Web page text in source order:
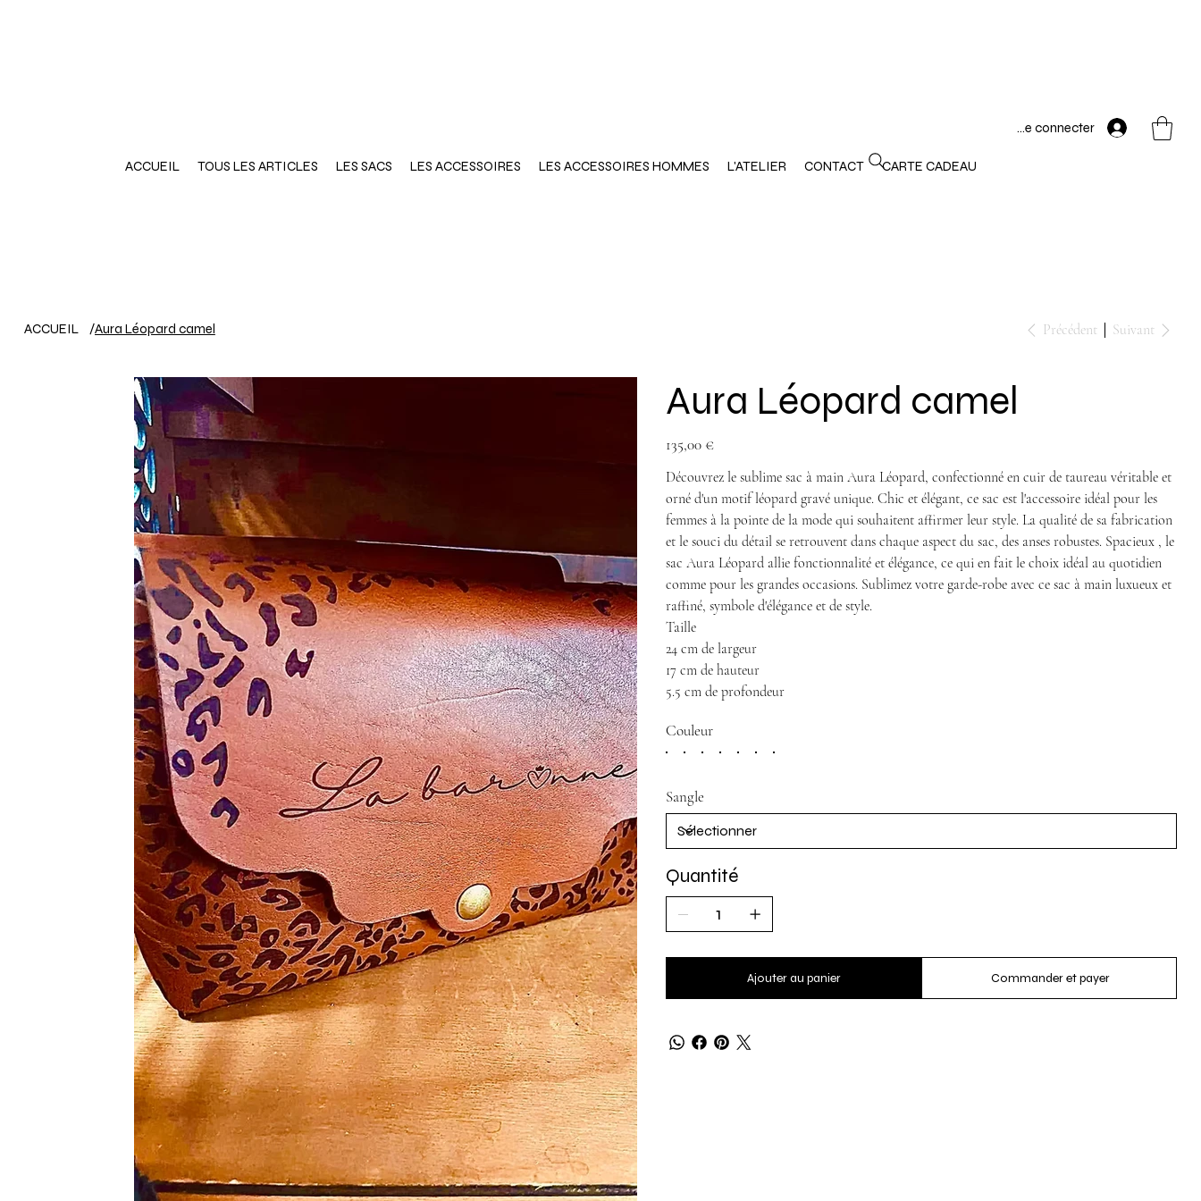
Se connecter
ACCUEIL TOUS LES ARTICLES LES SACS LES ACCESSOIRES LES ACCESSOIRES HOMMES L'ATELIER CONTACT CARTE CADEAU
ACCUEIL /Aura Léopard camel Précédent Suivant
Aura Léopard camel
135,00 €
Découvrez le sublime sac à main Aura Léopard, confectionné en cuir de taureau véritable et
orné d'un motif léopard gravé unique. Chic et élégant, ce sac est l'accessoire idéal pour les
femmes à la pointe de la mode qui souhaitent affirmer leur style. La qualité de sa fabrication
et le souci du détail se retrouvent dans chaque aspect du sac, des anses robustes. Spacieux , le
sac Aura Léopard allie fonctionnalité et élégance, ce qui en fait le choix idéal au quotidien
comme pour les grandes occasions. Sublimez votre garde-robe avec ce sac à main luxueux et
raffiné, symbole d'élégance et de style.
Taille
24 cm de largeur
17 cm de hauteur
5.5 cm de profondeur
Couleur
Sangle
Quantité
Ajouter au panier Commander et payer